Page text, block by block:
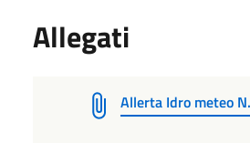
Allegati
Allerta Idro meteo